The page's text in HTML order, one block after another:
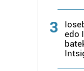
3
edo